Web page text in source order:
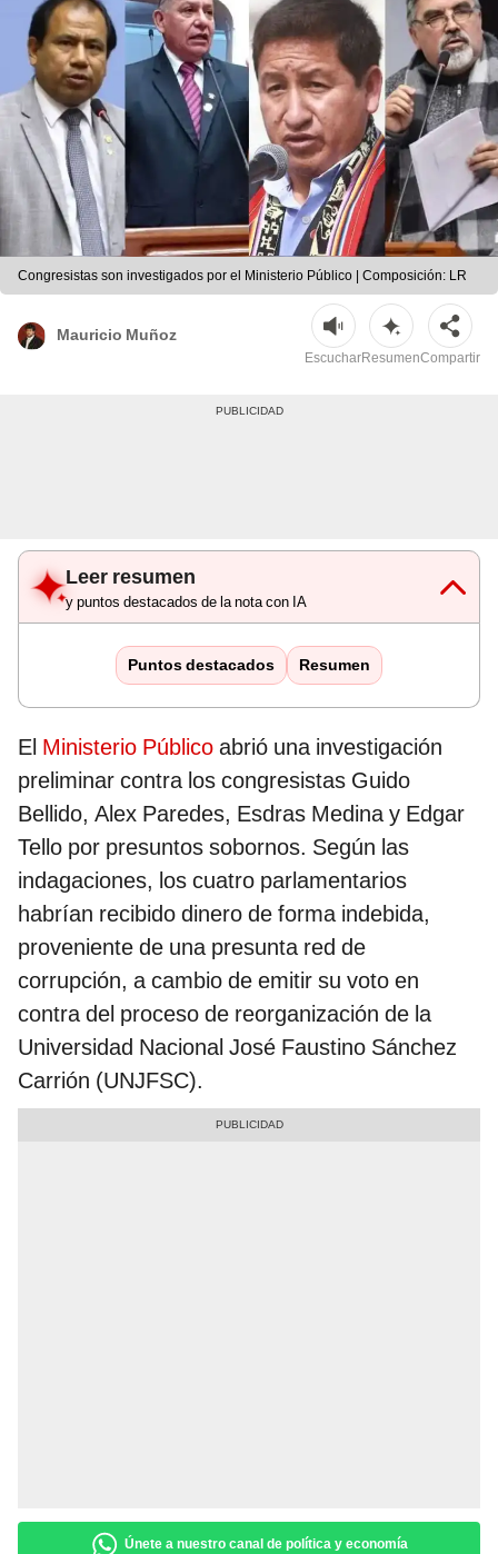
Congresistas son investigados por el Ministerio Público | Composición: LR
Mauricio Muñoz
EscucharResumenCompartir
Leer resumen
y puntos destacados de la nota con IA
Puntos destacados Resumen
El Ministerio Público abrió una investigación
preliminar contra los congresistas Guido
Bellido, Alex Paredes, Esdras Medina y Edgar
Tello por presuntos sobornos. Según las
indagaciones, los cuatro parlamentarios
habrían recibido dinero de forma indebida,
proveniente de una presunta red de
corrupción, a cambio de emitir su voto en
contra del proceso de reorganización de la
Universidad Nacional José Faustino Sánchez
Carrión (UNJFSC).
Únete a nuestro canal de política y economía